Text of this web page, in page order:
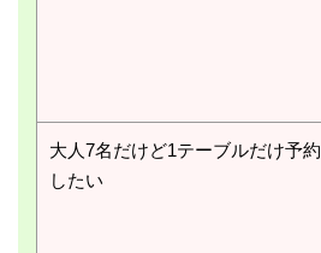
大人7名だけど1テーブルだけ予約
したい